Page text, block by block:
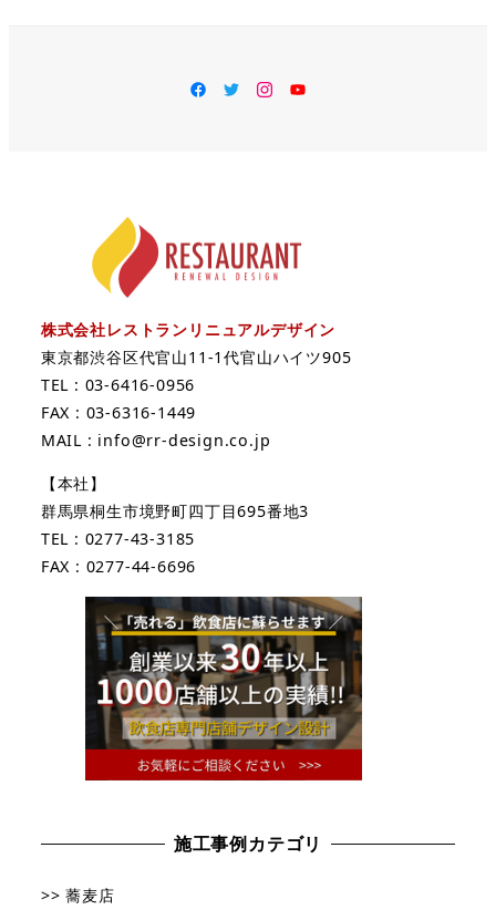
facebook
TwitterInstagram
YouTube
株式会社レストランリニュアルデザイン
東京都渋谷区代官山11-1代官山ハイツ905
TEL : 03-6416-0956
FAX : 03-6316-1449
MAIL : info@rr-design.co.jp
【本社】
群馬県桐生市境野町四丁目695番地3
TEL : 0277-43-3185
FAX : 0277-44-6696
施工事例カテゴリ
>> 蕎麦店